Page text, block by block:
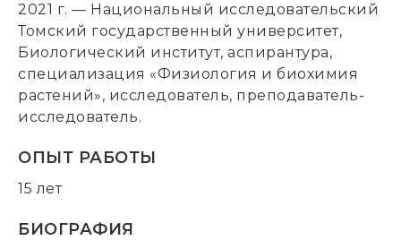
2021 г. — Национальный исследовательский
Томский государственный университет,
Биологический институт, аспирантура,
специализация «Физиология и биохимия
растений», исследователь, преподаватель-
исследователь.
ОПЫТ РАБОТЫ
15 лет
БИОГРАФИЯ